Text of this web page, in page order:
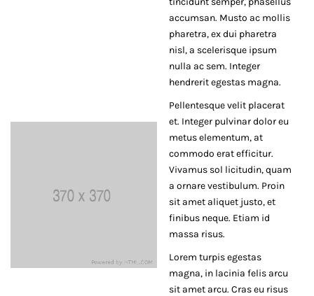
accumsan. Musto ac mollis
pharetra, ex dui pharetra
nisl, a scelerisque ipsum
nulla ac sem. Integer
hendrerit egestas magna.
Pellentesque velit placerat
et. Integer pulvinar dolor eu
metus elementum, at
commodo erat efficitur.
Vivamus sol licitudin, quam
a ornare vestibulum. Proin
sit amet aliquet justo, et
finibus neque. Etiam id
massa risus.
Lorem turpis egestas
magna, in lacinia felis arcu
sit amet arcu. Cras eu risus